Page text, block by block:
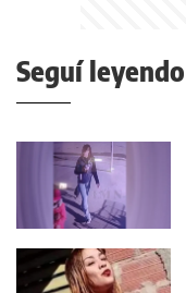
Seguí leyendo